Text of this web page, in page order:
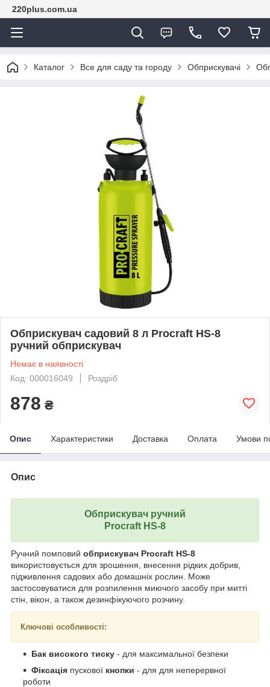
220plus.com.ua
Каталог Все для саду та городу Обприскувачі
Обприскувач садовий 8 л Procraft HS-8
ручний обприскувач
Немає в наявності
Код: 000016049
Роздріб
878 ₴
Опис Характеристики Доставка Оплата Умови
Опис
Обприскувач ручний
Procraft HS-8
Ручний помповий обприскувач Procraft HS-8
використовується для зрошення, внесення рідких добрив,
підживлення садових або домашніх рослин. Може
застосовуватися для розпилення миючого засобу при митті
стін, вікон, а також дезинфікуючого розчину.
Ключові особливості:
Бак високого тиску - для максимальної безпеки
Фіксація пускової кнопки - для для неперервної
роботи